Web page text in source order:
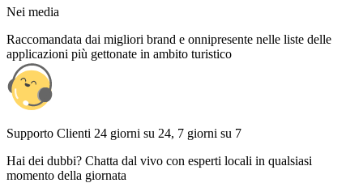
Nei media
Raccomandata dai migliori brand e onnipresente nelle liste delle
applicazioni più gettonate in ambito turistico
Supporto Clienti 24 giorni su 24, 7 giorni su 7
Hai dei dubbi? Chatta dal vivo con esperti locali in qualsiasi
momento della giornata